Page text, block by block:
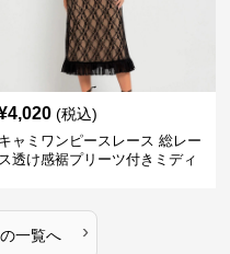
4,020 (税込)
キャミワンピースレース 総レー
ス透け感裾プリーツ付きミディ
一覧へ ›